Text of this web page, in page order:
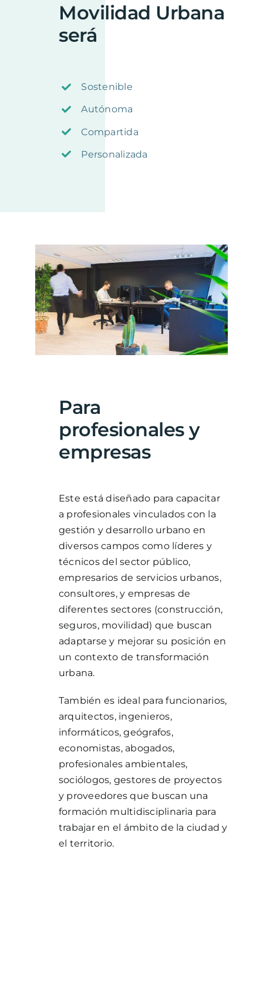
Movilidad Urbana
será
Sostenible
Autónoma
Compartida
Personalizada
Para
profesionales y
empresas
Este está diseñado para capacitar
a profesionales vinculados con la
gestión y desarrollo urbano en
diversos campos como líderes y
técnicos del sector público,
empresarios de servicios urbanos,
consultores, y empresas de
diferentes sectores (construcción,
seguros, movilidad) que buscan
adaptarse y mejorar su posición en
un contexto de transformación
urbana.
También es ideal para funcionarios,
arquitectos, ingenieros,
informáticos, geógrafos,
economistas, abogados,
profesionales ambientales,
sociólogos, gestores de proyectos
y proveedores que buscan una
formación multidisciplinaria para
trabajar en el ámbito de la ciudad y
el territorio.